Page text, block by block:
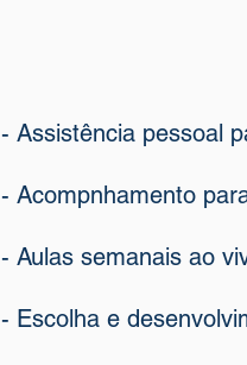
- Assistência pessoal
- Acompnhamento
- Aulas semanais ao
- Escolha e